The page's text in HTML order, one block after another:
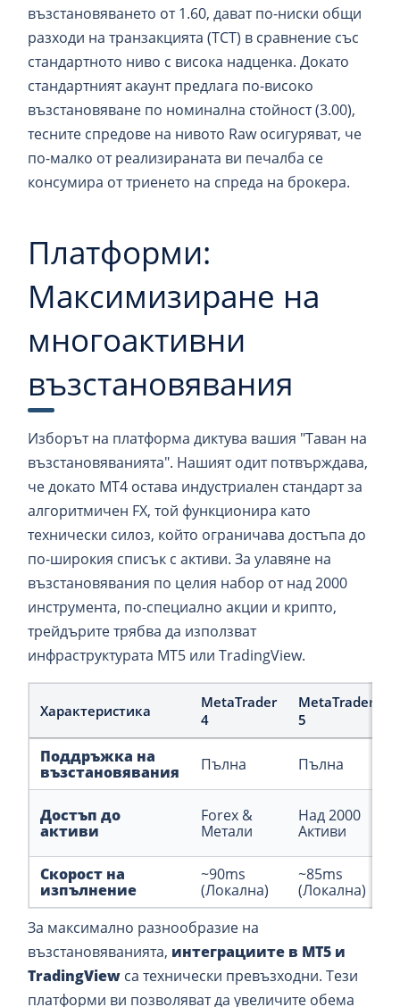
възстановяването от 1.60, дават по-ниски общи
разходи на транзакцията (TCT) в сравнение със
стандартното ниво с висока надценка. Докато
стандартният акаунт предлага по-високо
възстановяване по номинална стойност (3.00),
тесните спредове на нивото Raw осигуряват, че
по-малко от реализираната ви печалба се
консумира от триенето на спреда на брокера.
Платформи:
Максимизиране на
многоактивни
възстановявания
Изборът на платформа диктува вашия "Таван на
възстановяванията". Нашият одит потвърждава,
че докато MT4 остава индустриален стандарт за
алгоритмичен FX, той функционира като
технически силоз, който ограничава достъпа до
по-широкия списък с активи. За улавяне на
възстановявания по целия набор от над 2000
инструмента, по-специално акции и крипто,
трейдърите трябва да използват
инфраструктурата MT5 или TradingView.
Характеристика
MetaTrader
4
MetaTrader
5
Поддръжка на
възстановявания
Пълна Пълна
Достъп до
активи
Forex &
Метали
Над 2000
Активи
Скорост на
изпълнение
~90ms
(Локална)
~85ms
(Локална)
За максимално разнообразие на
възстановяванията, интеграциите в MT5 и
TradingView са технически превъзходни. Тези
платформи ви позволяват да увеличите обема